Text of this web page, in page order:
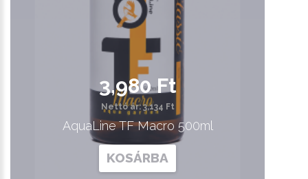
3,980 Ft
Nettó ár: 3,134 Ft
AquaLine TF Macro 500ml
KOSÁRBA